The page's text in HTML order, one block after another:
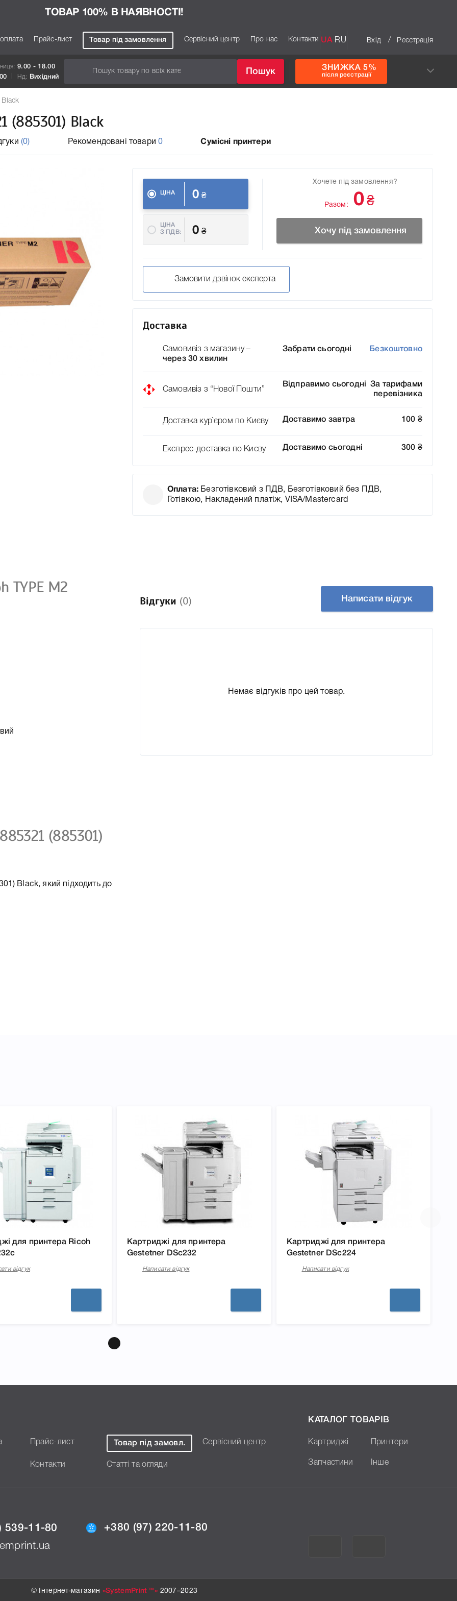
ТОВАР 100% В НАЯВНОСТІ!
Прайс-лист Товар під замовлення Сервісний центр Про нас Контакти UA RU Вхід / Реєстрація
9.00 - 18.00
Нд: Вихідний
Пошук ЗНИЖКА 5%
після реєстрації
Black
(885301) Black
(0) Рекомендовані товари 0 Сумісні принтери
ЦІНА 0 ₴
ЦІНА
З ПДВ:
0 ₴
Хочете під замовлення?
Разом: 0 ₴
Хочу під замовлення
Замовити дзвінок експерта
Доставка
Самовивіз з магазину –
через 30 хвилин
Забрати сьогодні Безкоштовно
Самовивіз з “Нової Пошти”
Відправимо сьогодні
За тарифами
перевізника
Доставка кур`єром по Києву Доставимо завтра 100 ₴
Експрес-доставка по Києву Доставимо сьогодні 300 ₴
Оплата: Безготівковий з ПДВ, Безготівковий без ПДВ,
Готівкою, Накладений платіж, VISA/Mastercard
TYPE M2
(885301)
Black, який підходить до
підходить Картридж
легко підтвердити
Відгуки (0) Написати відгук
Немає відгуків про цей товар.
для принтера Ricoh
відгук
Картриджі для принтера
Gestetner DSc232
Написати відгук
Картриджі для принтера
Gestetner DSc224
Написати відгук
Прайс-лист Товар під замовл. Сервісний центр
Контакти Статті та огляди
КАТАЛОГ ТОВАРІВ
Картриджі Принтери
Запчастини Інше
539-11-80
+380 (97) 220-11-80
© Інтернет-магазин «SystemPrint™» 2007–2023